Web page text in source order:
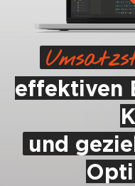
effektiven
und